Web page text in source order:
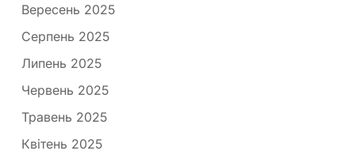
Вересень 2025
Серпень 2025
Липень 2025
Червень 2025
Травень 2025
Квітень 2025